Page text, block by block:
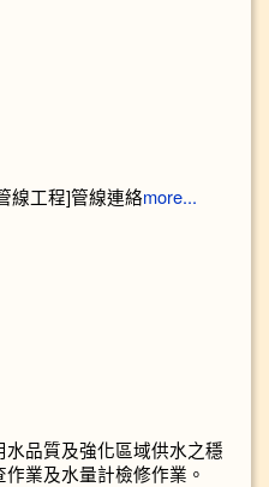
線工程]管線連絡more...
品質及強化區域供水之穩
業及水量計檢修作業。